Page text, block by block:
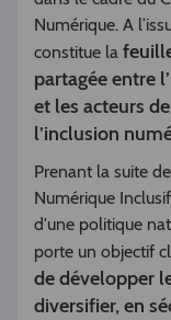
Numérique. A
constitue la
partagée entre
et les acteurs
l’inclusion
Prenant la suite
Numérique
d'une politique
porte un objectif
de développer
diversifier, en